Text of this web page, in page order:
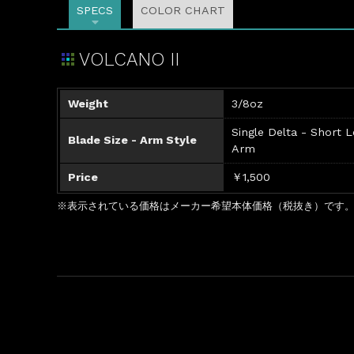
SPECS COLOR CHART
VOLCANO II
Weight 3/8oz
Blade Size - Arm Style
Single Delta - Short
Arm
Price ￥1,500
※表示されている価格はメーカー希望本体価格（税抜き）です。